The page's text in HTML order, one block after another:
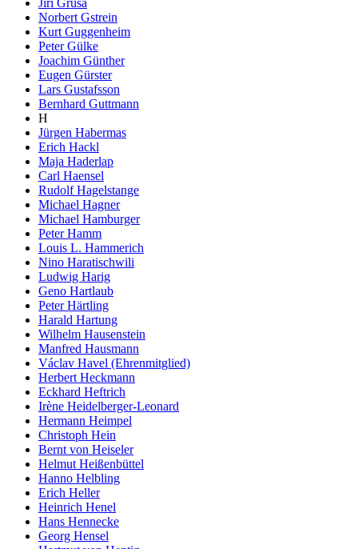
Norbert Gstrein
Kurt Guggenheim
Peter Gülke
Joachim Günther
Eugen Gürster
Lars Gustafsson
Bernhard Guttmann
H
Jürgen Habermas
Erich Hackl
Maja Haderlap
Carl Haensel
Rudolf Hagelstange
Michael Hagner
Michael Hamburger
Peter Hamm
Louis L. Hammerich
Nino Haratischwili
Ludwig Harig
Geno Hartlaub
Peter Härtling
Harald Hartung
Wilhelm Hausenstein
Manfred Hausmann
Václav Havel (Ehrenmitglied)
Herbert Heckmann
Eckhard Heftrich
Irène Heidelberger-Leonard
Hermann Heimpel
Christoph Hein
Bernt von Heiseler
Helmut Heißenbüttel
Hanno Helbling
Erich Heller
Heinrich Henel
Hans Hennecke
Georg Hensel